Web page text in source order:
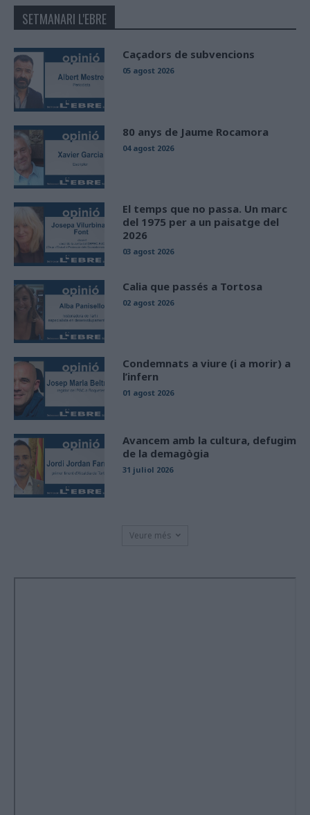
SETMANARI L'EBRE
Caçadors de subvencions
05 agost 2026
80 anys de Jaume Rocamora
04 agost 2026
El temps que no passa. Un marc
del 1975 per a un paisatge del
2026
03 agost 2026
Calia que passés a Tortosa
02 agost 2026
Condemnats a viure (i a morir) a
l’infern
01 agost 2026
Avancem amb la cultura, defugim
de la demagògia
31 juliol 2026
Veure més